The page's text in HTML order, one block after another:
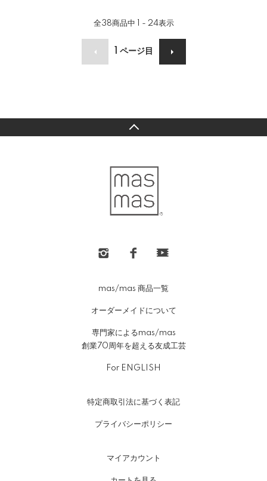
全38商品中 1 - 24表示
ページ目
mas/mas 商品一覧
オーダーメイドについて
専門家によるmas/mas
創業70周年を超える友成工芸
For ENGLISH
特定商取引法に基づく表記
プライバシーポリシー
マイアカウント